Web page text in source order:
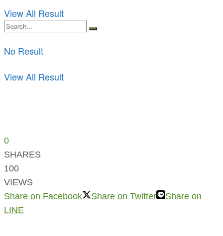
No Result
View All Result
View All Result
0
SHARES
100
VIEWS
Share on Facebook
Share on Twitter
Share on
LINE